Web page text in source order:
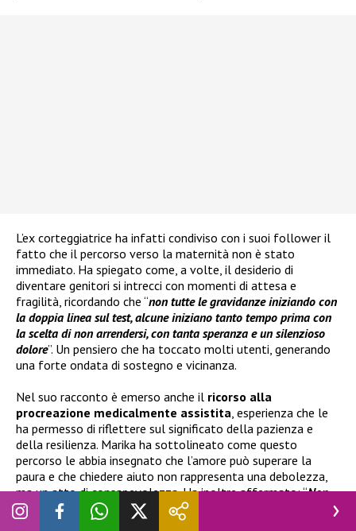
L’ex corteggiatrice ha infatti condiviso con i suoi follower il
fatto che il percorso verso la maternità non è stato
immediato. Ha spiegato come, a volte, il desiderio di
diventare genitori si intrecci con momenti di attesa e
fragilità, ricordando che “non tutte le gravidanze iniziando con
la doppia linea sul test, alcune iniziano tanto tempo prima con
la scelta di non arrendersi, con tanta speranza e un silenzioso
dolore”. Un pensiero che ha toccato molti utenti, generando
una forte ondata di sostegno e vicinanza.
Nel suo racconto è emerso anche il ricorso alla
procreazione medicalmente assistita , esperienza che le
ha permesso di riflettere sul significato della pazienza e
della resilienza. Marika ha sottolineato come questo
percorso le abbia insegnato che l’amore può superare la
paura e che chiedere aiuto non rappresenta una debolezza,
ma un atto di consapevolezza. Ha inoltre affermato: “Non
cadere non è la vera forza, lo è avere il coraggio di rialzarsi
evidenziando una crescita personale importante vissuta